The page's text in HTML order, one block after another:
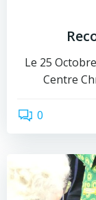
Le 25
Centre
0